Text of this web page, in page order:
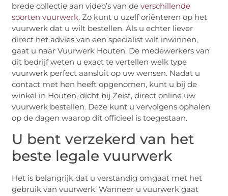
brede collectie aan video’s van deverschillende
soorten vuurwerk. Zo kunt u uzelf oriënteren op het
vuurwerk dat u wilt bestellen. Als u echter liever
direct het advies van een specialist wilt inwinnen,
gaat u naar Vuurwerk Houten. De medewerkers van
dit bedrijf weten u exact te vertellen welk type
vuurwerk perfect aansluit op uw wensen. Nadat u
contact met hen heeft opgenomen, kunt u bij de
winkel in Houten, dicht bij Zeist, direct online uw
vuurwerk bestellen. Deze kunt u vervolgens ophalen
op de dagen waarop dit officieel is toegestaan.
U bent verzekerd van het
beste legale vuurwerk
Het is belangrijk dat u verstandig omgaat met het
gebruik van vuurwerk. Wanneer u vuurwerk gaat